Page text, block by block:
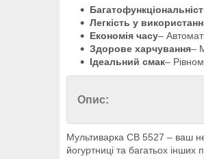
Легкість у
Економія часу–
Здорове харчування–
Ідеальний смак–
Опис:
Мультиварка СВ 5527 – ваш
йогуртниці та багатьох